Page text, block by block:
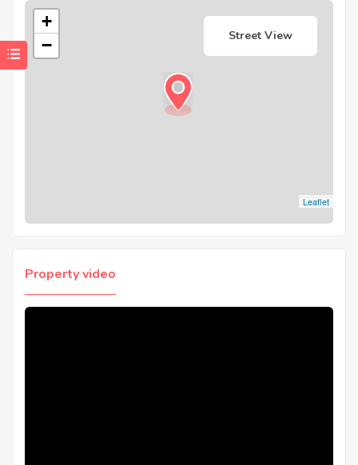
+
−
Leaflet
Street View
Property video